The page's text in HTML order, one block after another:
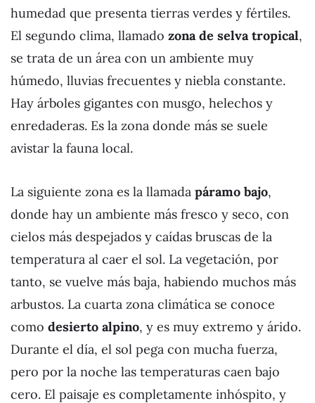
humedad que presenta tierras verdes y fértiles.
El segundo clima, llamado zona de selva tropical,
se trata de un área con un ambiente muy
húmedo, lluvias frecuentes y niebla constante.
Hay árboles gigantes con musgo, helechos y
enredaderas. Es la zona donde más se suele
avistar la fauna local.
La siguiente zona es la llamada páramo bajo,
donde hay un ambiente más fresco y seco, con
cielos más despejados y caídas bruscas de la
temperatura al caer el sol. La vegetación, por
tanto, se vuelve más baja, habiendo muchos más
arbustos. La cuarta zona climática se conoce
como desierto alpino, y es muy extremo y árido.
Durante el día, el sol pega con mucha fuerza,
pero por la noche las temperaturas caen bajo
cero. El paisaje es completamente inhóspito, y